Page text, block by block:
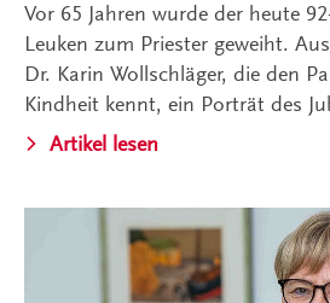
Vor 65 Jahren wurde der heute
Leuken zum Priester geweiht.
Dr. Karin Wollschläger, die den
Kindheit kennt, ein Porträt des
Artikel lesen